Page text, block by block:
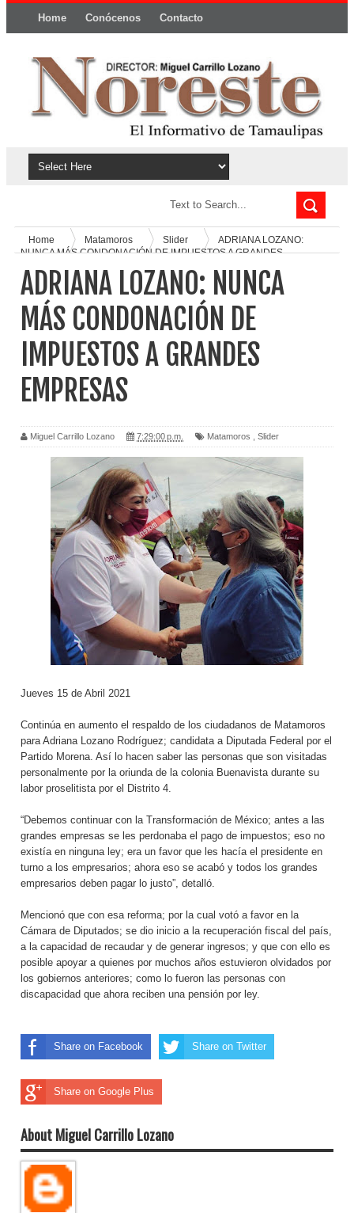
Home Conócenos Contacto
Home Matamoros Slider
ADRIANA LOZANO:
NUNCA MÁS CONDONACIÓN DE IMPUESTOS A GRANDES
ADRIANA LOZANO: NUNCA
MÁS CONDONACIÓN DE
IMPUESTOS A GRANDES
EMPRESAS
Miguel Carrillo Lozano 7:29:00 p.m. Matamoros Slider
Jueves 15 de Abril 2021
Continúa en aumento el respaldo de los ciudadanos de Matamoros
para Adriana Lozano Rodríguez; candidata a Diputada Federal por el
Partido Morena. Así lo hacen saber las personas que son visitadas
personalmente por la oriunda de la colonia Buenavista durante su
labor proselitista por el Distrito 4.
“Debemos continuar con la Transformación de México; antes a las
grandes empresas se les perdonaba el pago de impuestos; eso no
existía en ninguna ley; era un favor que les hacía el presidente en
turno a los empresarios; ahora eso se acabó y todos los grandes
empresarios deben pagar lo justo”, detalló.
Mencionó que con esa reforma; por la cual votó a favor en la
Cámara de Diputados; se dio inicio a la recuperación fiscal del país,
a la capacidad de recaudar y de generar ingresos; y que con ello es
posible apoyar a quienes por muchos años estuvieron olvidados por
los gobiernos anteriores; como lo fueron las personas con
discapacidad que ahora reciben una pensión por ley.
Share on Facebook Share on Twitter
Share on Google Plus
About Miguel Carrillo Lozano